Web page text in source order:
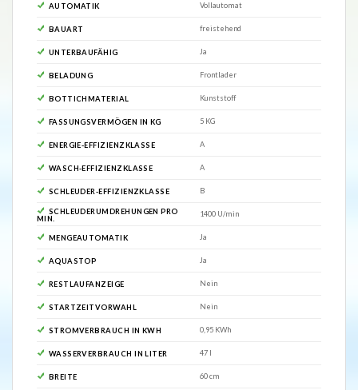
AUTOMATIK Vollautomat
BAUART freistehend
UNTERBAUFÄHIG Ja
BELADUNG Frontlader
BOTTICHMATERIAL Kunststoff
FASSUNGSVERMÖGEN IN KG 5 KG
ENERGIE-EFFIZIENZKLASSE A
WASCH-EFFIZIENZKLASSE A
SCHLEUDER-EFFIZIENZKLASSE B
SCHLEUDERUMDREHUNGEN PRO
MIN.
1400 U/min
MENGEAUTOMATIK Ja
AQUASTOP Ja
RESTLAUFANZEIGE Nein
STARTZEITVORWAHL Nein
STROMVERBRAUCH IN KWH 0,95 KWh
WASSERVERBRAUCH IN LITER 47 l
BREITE 60 cm